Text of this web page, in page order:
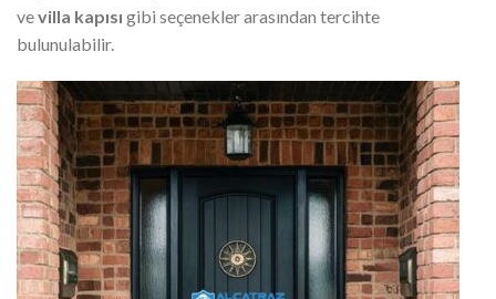
vevilla kapısı gibi seçenekler arasından tercihte
bulunulabilir.